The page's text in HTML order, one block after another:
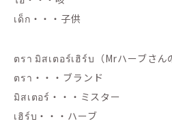
เด็ก・・・子供
ตรา มิสเตอร์เฮิร์บ（Mrハーブさん
ตรา・・・ブランド
มิสเตอร์・・・ミスター
เฮิร์บ・・・ハーブ